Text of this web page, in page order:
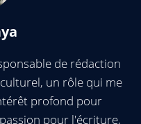
de rédaction
un rôle qui me
profond pour
pour l'écriture,